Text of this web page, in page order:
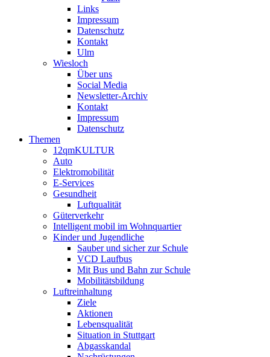
Links
Impressum
Datenschutz
Kontakt
Ulm
Wiesloch
Über uns
Social Media
Newsletter-Archiv
Kontakt
Impressum
Datenschutz
Themen
12qmKULTUR
Auto
Elektromobilität
E-Services
Gesundheit
Luftqualität
Güterverkehr
Intelligent mobil im Wohnquartier
Kinder und Jugendliche
Sauber und sicher zur Schule
VCD Laufbus
Mit Bus und Bahn zur Schule
Mobilitätsbildung
Luftreinhaltung
Ziele
Aktionen
Lebensqualität
Situation in Stuttgart
Abgasskandal